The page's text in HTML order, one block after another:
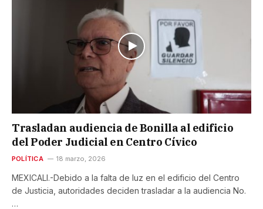
Trasladan audiencia de Bonilla al edificio
del Poder Judicial en Centro Cívico
POLÍTICA 18 marzo, 2026
MEXICALI.-Debido a la falta de luz en el edificio del Centro
de Justicia, autoridades deciden trasladar a la audiencia No.
…